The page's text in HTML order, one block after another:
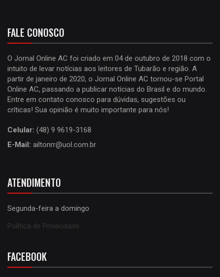
FALE CONOSCO
O Jornal Online AC foi criado em 04 de outubro de 2018 com o
intuito de levar notícias aos leitores de Tubarão e região. A
partir de janeiro de 2020, o Jornal Online AC tornou-se Portal
Online AC, passando a publicar notícias do Brasil e do mundo.
Entre em contato conosco para dúvidas, sugestões ou
críticas! Sua opinião é muito importante para nós!
Celular: (48) 9 9619-3168
E-Mail: ailtonrr@uol.com.br
ATENDIMENTO
Segunda-feira a domingo
Política de Privacidade
FACEBOOK